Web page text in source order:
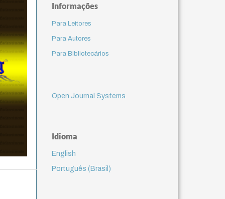
Informações
Para Leitores
Para Autores
Para Bibliotecários
Open Journal Systems
Idioma
English
Português (Brasil)